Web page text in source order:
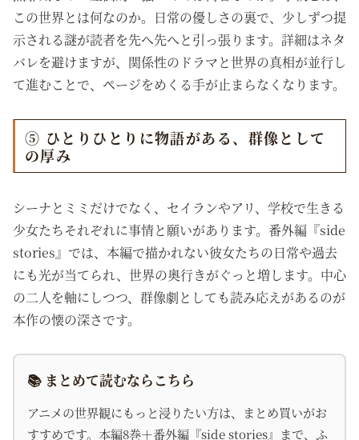
この世界とは何なのか。日常の優しさの裏で、少しずつ提
示される謎が読者を先へ先へと引っ張ります。詳細はネタ
バレを避けますが、関係性のドラマと世界の真相が並行し
て進むことで、ページをめくる手が止まらなくなります。
⑤ ひとりひとりに物語がある、群像として
の厚み
シーナとミミだけでなく、セイランやアリ、学校で生きる
少女たちそれぞれに事情と願いがあります。番外編『side
stories』では、本編で描かれない彼女たちの日常や過去
にも光が当てられ、世界の奥行きがぐっと増します。中心
の二人を軸にしつつ、群像劇としても読み応えがあるのが
本作の懐の深さです。
📚 まとめて読むならこちら
アニメの世界観にもっと浸りたい方は、まとめ買いがお
すすめです。本編8巻＋番外編『side stories』まで、ふ